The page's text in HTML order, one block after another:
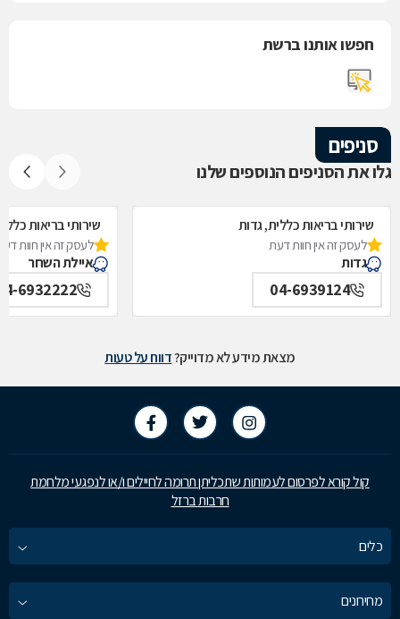
חפשו אותנו ברשת
סניפים
גלו את הסניפים הנוספים שלנו
שירותי בריאות כללית, גדות
לעסק זה אין חוות דעת
גדות
04-6939124
שירותי בריאות
לעסק זה אין חוות
איילת השחר
6932222
מצאת מידע לא מדוייק?דווח על טעות
קול קורא לפרסום לעמותות שתכליתן תרומה לחיילים ו/או לנפגעי מלחמת
חרבות ברזל
כלים
מחירונים